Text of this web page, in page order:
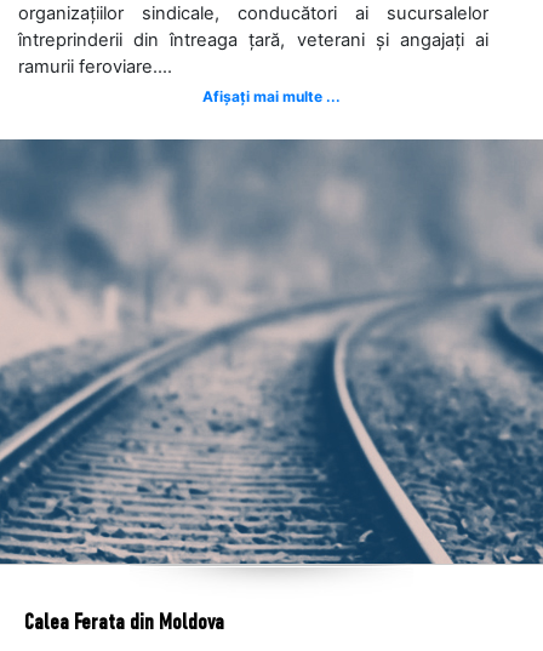
organizațiilor sindicale, conducători ai sucursalelor
întreprinderii din întreaga țară, veterani și angajați ai
ramurii feroviare....
Afișați mai multe ...
Calea Ferata din Moldova